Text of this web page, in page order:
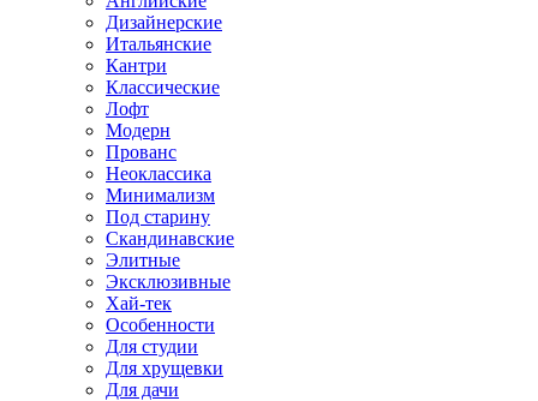
Дизайнерские
Итальянские
Кантри
Классические
Лофт
Модерн
Прованс
Неоклассика
Минимализм
Под старину
Скандинавские
Элитные
Эксклюзивные
Хай-тек
Особенности
Для студии
Для хрущевки
Для дачи